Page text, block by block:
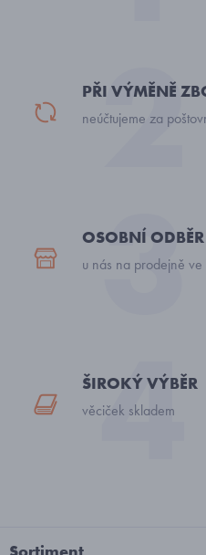
PŘI VÝMĚNĚ
neúčtujeme za
OSOBNÍ ODBĚR
u nás na prodejně
ŠIROKÝ VÝBĚR
věciček skladem